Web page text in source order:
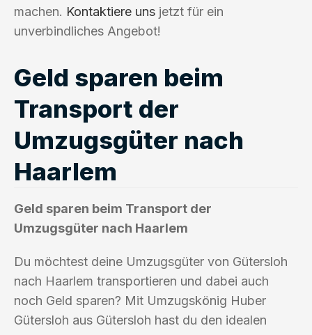
machen. Kontaktiere uns jetzt für ein
unverbindliches Angebot!
Geld sparen beim
Transport der
Umzugsgüter nach
Haarlem
Geld sparen beim Transport der
Umzugsgüter nach Haarlem
Du möchtest deine Umzugsgüter von Gütersloh
nach Haarlem transportieren und dabei auch
noch Geld sparen? Mit Umzugskönig Huber
Gütersloh aus Gütersloh hast du den idealen